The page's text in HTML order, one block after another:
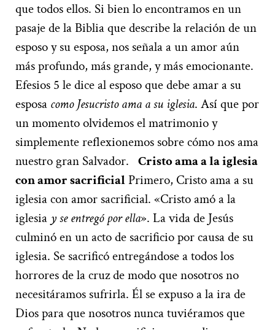
que todos ellos. Si bien lo encontramos en un
pasaje de la Biblia que describe la relación de un
esposo y su esposa, nos señala a un amor aún
más profundo, más grande, y más emocionante.
Efesios 5 le dice al esposo que debe amar a su
esposa como Jesucristo ama a su iglesia. Así que por
un momento olvidemos el matrimonio y
simplemente reflexionemos sobre cómo nos ama
nuestro gran Salvador. Cristo ama a la iglesia
con amor sacrificialPrimero, Cristo ama a su
iglesia con amor sacrificial. «Cristo amó a la
iglesia y se entregó por ella». La vida de Jesús
culminó en un acto de sacrificio por causa de su
iglesia. Se sacrificó entregándose a todos los
horrores de la cruz de modo que nosotros no
necesitáramos sufrirla. Él se expuso a la ira de
Dios para que nosotros nunca tuviéramos que